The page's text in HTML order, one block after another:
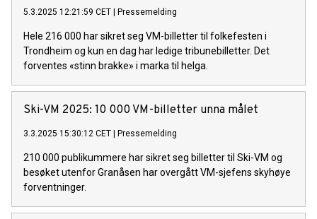
5.3.2025 12:21:59 CET | Pressemelding
Hele 216 000 har sikret seg VM-billetter til folkefesten i
Trondheim og kun en dag har ledige tribunebilletter. Det
forventes «stinn brakke» i marka til helga.
Ski-VM 2025: 10 000 VM-billetter unna målet
3.3.2025 15:30:12 CET | Pressemelding
210 000 publikummere har sikret seg billetter til Ski-VM og
besøket utenfor Granåsen har overgått VM-sjefens skyhøye
forventninger.